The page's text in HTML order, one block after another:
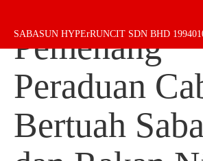
SABASUN HYPErRUNCIT SDN BHD
Pemenang
Peraduan
Bertuah